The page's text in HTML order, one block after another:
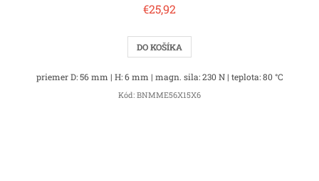
€25,92
DO KOŠÍKA
priemer D: 56 mm | H: 6 mm | magn. sila: 230 N | teplota: 80 °C
Kód: BNMME56X15X6